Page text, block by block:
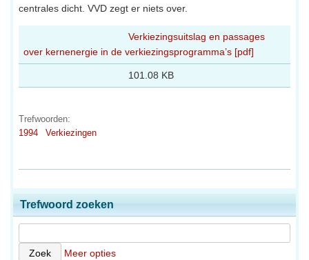
centrales dicht. VVD zegt er niets over.
Verkiezingsuitslag en passages
over kernenergie in de verkiezingsprogramma’s [pdf]
101.08 KB
Trefwoorden:
1994
Verkiezingen
Trefwoord zoeken
Meer opties